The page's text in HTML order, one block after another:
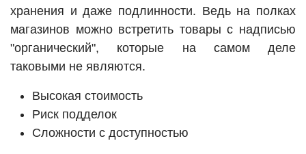
хранения и даже подлинности. Ведь на полках
магазинов можно встретить товары с надписью
"органический", которые на самом деле
таковыми не являются.
Высокая стоимость
Риск подделок
Сложности с доступностью